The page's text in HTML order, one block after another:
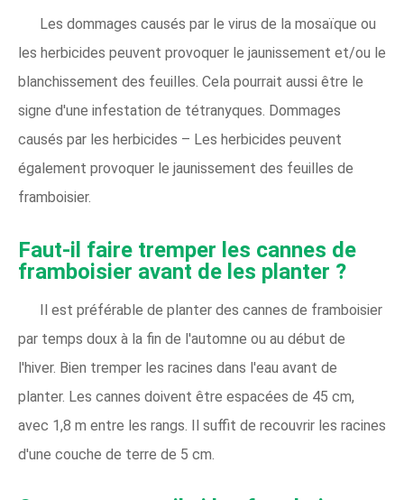
Les dommages causés par le virus de la mosaïque ou
les herbicides peuvent provoquer le jaunissement et/ou le
blanchissement des feuilles. Cela pourrait aussi être le
signe d'une infestation de tétranyques. Dommages
causés par les herbicides – Les herbicides peuvent
également provoquer le jaunissement des feuilles de
framboisier.
Faut-il faire tremper les cannes de
framboisier avant de les planter ?
Il est préférable de planter des cannes de framboisier
par temps doux à la fin de l'automne ou au début de
l'hiver. Bien tremper les racines dans l'eau avant de
planter. Les cannes doivent être espacées de 45 cm,
avec 1,8 m entre les rangs. Il suffit de recouvrir les racines
d'une couche de terre de 5 cm.